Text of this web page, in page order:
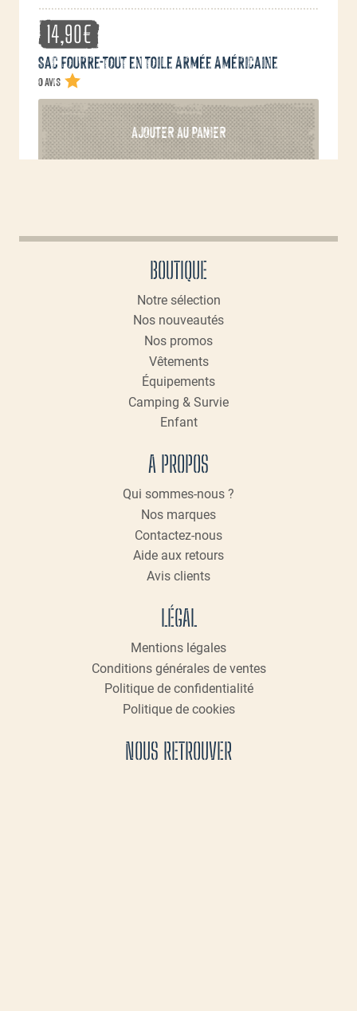
14,90€
Sac fourre-tout en toile Armée Américaine
0 avis
AJOUTER AU PANIER
BOUTIQUE
Notre sélection
Nos nouveautés
Nos promos
Vêtements
Équipements
Camping & Survie
Enfant
A PROPOS
Qui sommes-nous ?
Nos marques
Contactez-nous
Aide aux retours
Avis clients
LÉGAL
Mentions légales
Conditions générales de ventes
Politique de confidentialité
Politique de cookies
NOUS RETROUVER